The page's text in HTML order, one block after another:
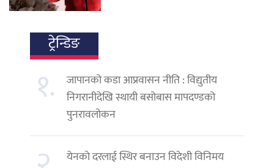
ट्रेन्डिङ
१.
जापानको कडा आप्रवासन नीति : विद्युतीय
निगरानीदेखि स्थायी बसोबास मापदण्डको
पुनरावलोकन
येनको दरलाई स्थिर बनाउन विदेशी विनिमय